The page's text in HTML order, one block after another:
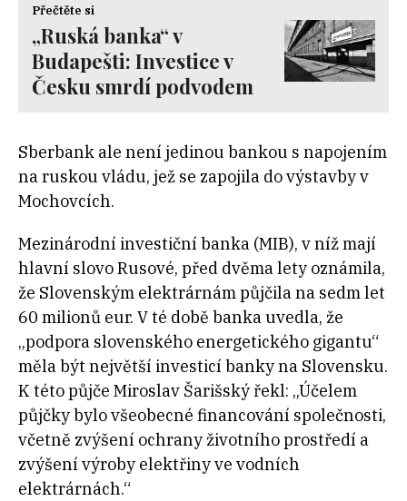
Přečtěte si
„Ruská banka“ v
Budapešti: Investice v
Česku smrdí podvodem
Sberbank ale není jedinou bankou s napojením
na ruskou vládu, jež se zapojila do výstavby v
Mochovcích.
Mezinárodní investiční banka (MIB), v níž mají
hlavní slovo Rusové, před dvěma lety oznámila,
že Slovenským elektrárnám půjčila na sedm let
60 milionů eur. V té době banka uvedla, že
„podpora slovenského energetického gigantu“
měla být největší investicí banky na Slovensku.
K této půjče Miroslav Šarišský řekl: „Účelem
půjčky bylo všeobecné financování společnosti,
včetně zvýšení ochrany životního prostředí a
zvýšení výroby elektřiny ve vodních
elektrárnách.“